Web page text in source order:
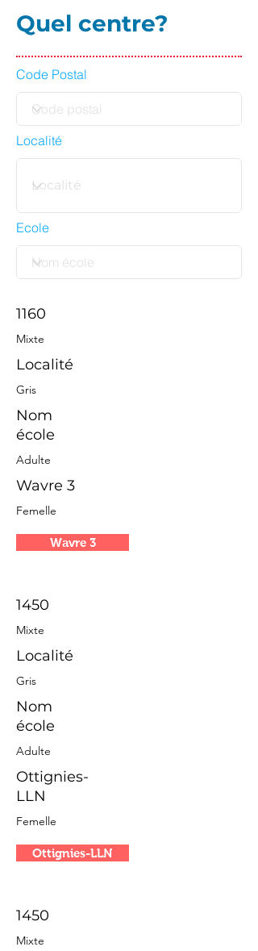
Quel centre?
Code Postal
Localité
Ecole
1160
Mixte
Localité
Gris
Nom
école
Adulte
Wavre 3
Femelle
Wavre 3
1450
Mixte
Localité
Gris
Nom
école
Adulte
Ottignies-
LLN
Femelle
Ottignies-LLN
1450
Mixte